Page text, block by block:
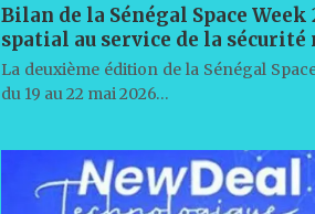
Bilan de la Sénégal Space Week
spatial au service de la
La deuxième édition de la Sénégal
du 19 au 22 mai 2026…